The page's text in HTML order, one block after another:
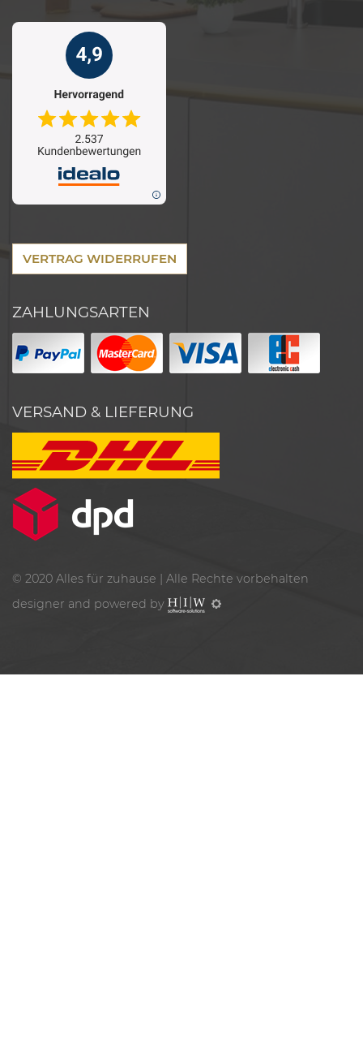
VERTRAG WIDERRUFEN
ZAHLUNGSARTEN
VERSAND & LIEFERUNG
© 2020 Alles für zuhause | Alle Rechte vorbehalten
designer and powered by